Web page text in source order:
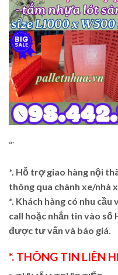
“`
*. Hỗ trợ giao hàng nội
thông qua chành xe/nhà
*. Khách hàng có nhu
call hoặc nhắn tin vào số
được tư vấn và báo giá.
*. THÔNG TIN LIÊN